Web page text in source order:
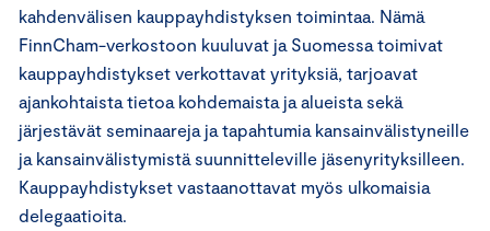
kahdenvälisen kauppayhdistyksen toimintaa. Nämä
FinnCham-verkostoon kuuluvat ja Suomessa toimivat
kauppayhdistykset verkottavat yrityksiä, tarjoavat
ajankohtaista tietoa kohdemaista ja alueista sekä
järjestävät seminaareja ja tapahtumia kansainvälistyneille
ja kansainvälistymistä suunnitteleville jäsenyrityksilleen.
Kauppayhdistykset vastaanottavat myös ulkomaisia
delegaatioita.